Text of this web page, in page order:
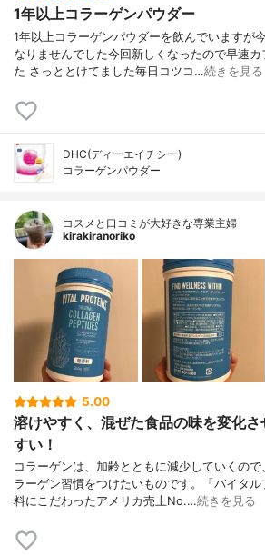
1年以上コラーゲンパウダー
1年以上コラーゲンパウダーを飲んでいますが
なりませんでした今回新しくなったので早速
た さっととけてました毎日コツコ…続きを見る
DHC(ディーエイチシー)
コラーゲンパウダー
コスメと口コミが大好きな専業主婦
kirakiranoriko
5.00
溶けやすく、混ぜた食品の味を変化
すい！
コラーゲンは、加齢とともに減少していくの
ラーゲン習慣をつけたいものです。「バイタ
料にこだわったアメリカ売上No.…続きを見る